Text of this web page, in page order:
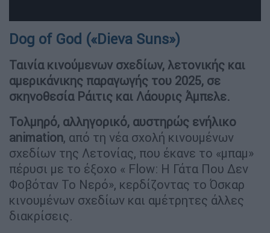
Dog of God («Dieva Suns»)
Ταινία κινούμενων σχεδίων, λετονικής και
αμερικάνικης παραγωγής του 2025, σε
σκηνοθεσία Ράιτις και Λάουρις Άμπελε.
Τολμηρό, αλληγορικό, αυστηρώς ενήλικο
animation, από τη νέα σχολή κινουμένων
σχεδίων της Λετονίας, που έκανε το «μπαμ»
πέρυσι με το έξοχο « Flow: Η Γάτα Που Δεν
Φοβόταν Το Νερό», κερδίζοντας το Όσκαρ
κινουμένων σχεδίων και αμέτρητες άλλες
διακρίσεις.